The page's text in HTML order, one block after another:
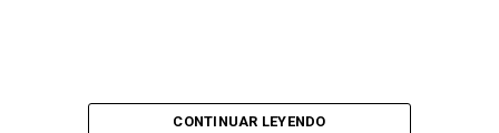
CONTINUAR LEYENDO